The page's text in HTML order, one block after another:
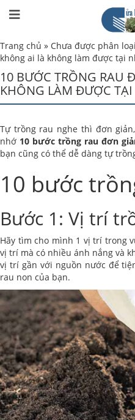
Trang chủ » Chưa được phân loại
không ai là không làm được tại
10 BƯỚC TRỒNG RAU
KHÔNG LÀM ĐƯỢC
Tự trồng rau nghe thì đơn
nhớ 10 bước trồng rau đơn
bạn cũng có thể dễ dàng tự
10 bước
Bước 1: Vị trí
Hãy tìm cho mình 1 vị trí trong
vị trí mà có nhiều ánh nắng và
vị trí gần với nguồn nước để
rau non của bạn.